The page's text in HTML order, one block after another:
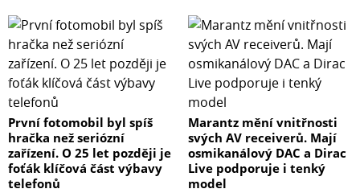
První fotomobil byl spíš
hračka než seriózní
zařízení. O 25 let později je
foťák klíčová část výbavy
telefonů
Marantz mění vnitřnosti
svých AV receiverů. Mají
osmikanálový DAC a Dirac
Live podporuje i tenký
model